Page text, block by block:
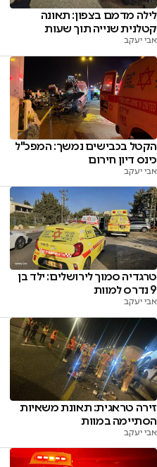
לילה מדמם בצפון: תאונה
קטלנית שנייה תוך שעות
אבי יעקב
הקטל בכבישים נמשך: המפכ"ל
כינס דיון חירום
אבי יעקב
טרגדיה סמוך לירושלים: ילד בן
9 נדרס למוות
אבי יעקב
זירה טראגית: תאונת משאיות
הסתיימה במוות
אבי יעקב